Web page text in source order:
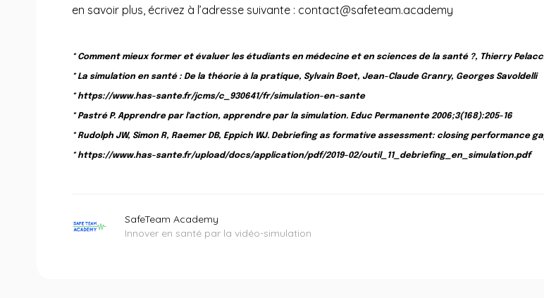
en savoir plus, écrivez à l’adresse suivante : contact@safeteam.academy
* Comment mieux former et évaluer les étudiants en médecine et en sciences de la santé ?, Thierry
* La simulation en santé : De la théorie à la pratique, Sylvain Boet, Jean-Claude Granry, Georges Savoldelli
* https://www.has-sante.fr/jcms/c_930641/fr/simulation-en-sante
* Pastré P. Apprendre par l'action, apprendre par la simulation. Educ Permanente 2006;3(168):205-16
* Rudolph JW, Simon R, Raemer DB, Eppich WJ. Debriefing as formative assessment: closing performance
* https://www.has-sante.fr/upload/docs/application/pdf/2019-02/outil_11_debriefing_en_simulation.pdf
SafeTeam Academy
Innover en santé par la vidéo-simulation